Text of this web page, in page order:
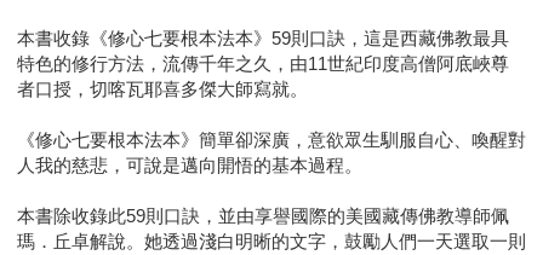
本書收錄《修心七要根本法本》59則口訣，這是西藏佛教最具
特色的修行方法，流傳千年之久，由11世紀印度高僧阿底峽尊
者口授，切喀瓦耶喜多傑大師寫就。
《修心七要根本法本》簡單卻深廣，意欲眾生馴服自心、喚醒對
人我的慈悲，可說是邁向開悟的基本過程。
本書除收錄此59則口訣，並由享譽國際的美國藏傳佛教導師佩
瑪．丘卓解說。她透過淺白明晰的文字，鼓勵人們一天選取一則